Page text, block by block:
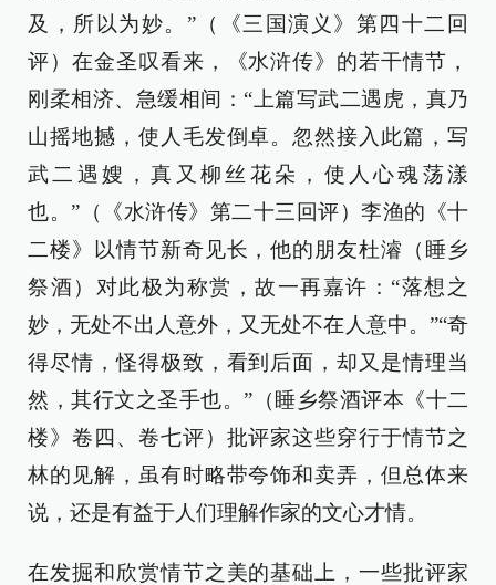
及，所以为妙。”（《三国演义》第四十二回
评）在金圣叹看来，《水浒传》的若干情节，
刚柔相济、急缓相间：“上篇写武二遇虎，真乃
山摇地撼，使人毛发倒卓。忽然接入此篇，写
武二遇嫂，真又柳丝花朵，使人心魂荡漾
也。”（《水浒传》第二十三回评）李渔的《十
二楼》以情节新奇见长，他的朋友杜濬（睡乡
祭酒）对此极为称赏，故一再嘉许：“落想之
妙，无处不出人意外，又无处不在人意中。”“奇
得尽情，怪得极致，看到后面，却又是情理当
然，其行文之圣手也。”（睡乡祭酒评本《十二
楼》卷四、卷七评）批评家这些穿行于情节之
林的见解，虽有时略带夸饰和卖弄，但总体来
说，还是有益于人们理解作家的文心才情。
在发掘和欣赏情节之美的基础上，一些批评家